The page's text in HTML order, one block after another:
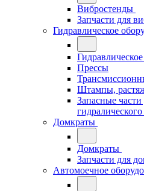
Вибростенды
Запчасти для
Гидравлическое
Прессы
Штампы,
Запасные
Домкраты
Домкраты
Запчасти для
Автомоечное